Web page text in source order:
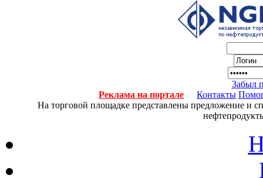
Забыл
Реклама на портале
Контакты
На торговой площадке представлены предложение и